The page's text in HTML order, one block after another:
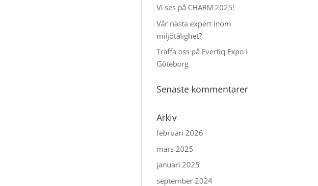
Vi ses på CHARM 2025!
Vår nästa expert inom
miljötålighet?
Träffa oss på Evertiq Expo i
Göteborg
Senaste kommentarer
Arkiv
februari 2026
mars 2025
januari 2025
september 2024